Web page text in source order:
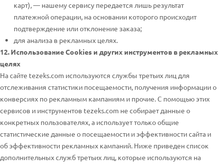
карт), — нашему сервису передается лишь результат
платежной операции, на основании которого происходит
подтверждение или отклонение заказа;
для анализа в рекламных целях.
12. Использование Cookies и других инструментов в рекламных
целях
На сайте tezeks.com используются службы третьих лиц для
отслеживания статистики посещаемости, получения информации о
конверсиях по рекламным кампаниям и прочие. С помощью этих
сервисов и инструментов tezeks.com не собирает данные о
конкретных пользователях, а использует только общие
статистические данные о посещаемости и эффективности сайта и
об эффективности рекламных кампаний. Ниже приведен список
дополнительных служб третьих лиц, которые используются на